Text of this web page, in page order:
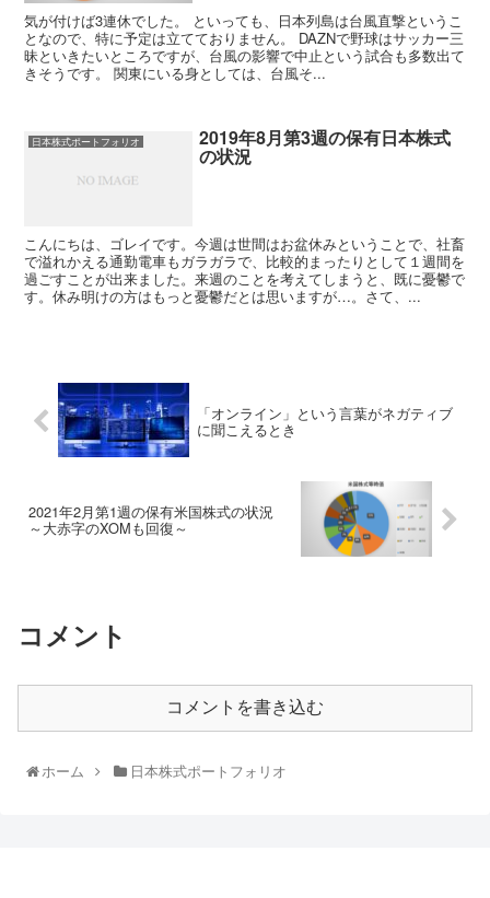
気が付けば3連休でした。 といっても、日本列島は台風直撃というこ
となので、特に予定は立てておりません。 DAZNで野球はサッカー三
昧といきたいところですが、台風の影響で中止という試合も多数出て
きそうです。 関東にいる身としては、台風そ...
日本株式ポートフォリオ 2019年8月第3週の保有日本株式
の状況
こんにちは、ゴレイです。今週は世間はお盆休みということで、社畜
で溢れかえる通勤電車もガラガラで、比較的まったりとして１週間を
過ごすことが出来ました。来週のことを考えてしまうと、既に憂鬱で
す。休み明けの方はもっと憂鬱だとは思いますが…。さて、...
「オンライン」という言葉がネガティブ
に聞こえるとき
2021年2月第1週の保有米国株式の状況
～大赤字のXOMも回復～
コメント
コメントを書き込む
ホーム 日本株式ポートフォリオ